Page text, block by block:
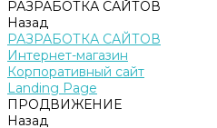
РАЗРАБОТКА САЙТОВ
Назад
РАЗРАБОТКА САЙТОВ
Интернет-магазин
Корпоративный сайт
Landing Page
ПРОДВИЖЕНИЕ
Назад